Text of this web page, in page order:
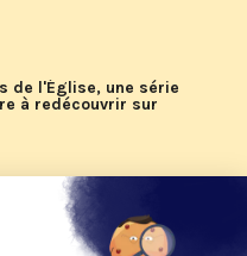
de l'Église, une série
à redécouvrir sur
d'été 2026 de KTO